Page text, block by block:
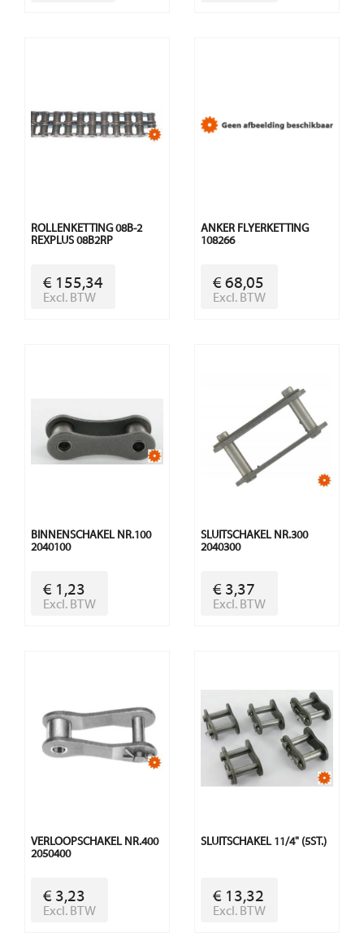
ROLLENKETTING 08B-2
REXPLUS 08B2RP
€ 155,34
Excl. BTW
ANKER FLYERKETTING
108266
€ 68,05
Excl. BTW
BINNENSCHAKEL NR.100
2040100
€ 1,23
Excl. BTW
SLUITSCHAKEL NR.300
2040300
€ 3,37
Excl. BTW
VERLOOPSCHAKEL NR.400
2050400
€ 3,23
Excl. BTW
SLUITSCHAKEL 11/4" (5ST.)
€ 13,32
Excl. BTW